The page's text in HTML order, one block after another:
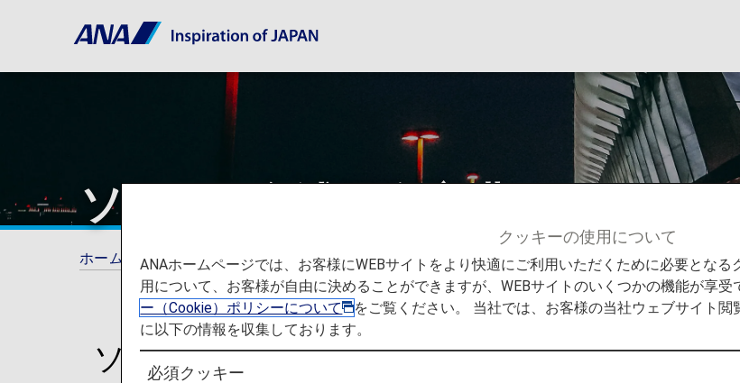
ソウル - 金浦国際空港
ホーム ご旅行の準備 空港と都市に関する情報 ソウル - 金浦国際空港
ソウル - 金浦国際空港からの発着
クッキーの使用について
ANAホームページでは、お客様にWEBサイトをより快適にご利用いただくために必要とな
用について、お客様が自由に決めることができますが、WEBサイトのいくつかの機能が享
ー（Cookie）ポリシーについて
をご覧ください。 当社では、お客様の当社ウェブサイト
に以下の情報を収集しております。
必須クッキー